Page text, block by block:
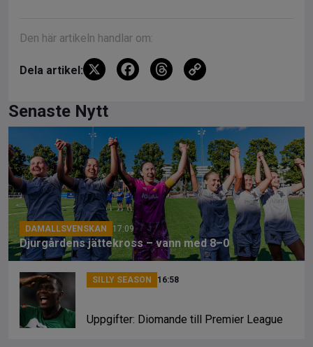
Den här artikeln handlar om:
Dela artikel: X
F
b
o
o
k
T
a
d
s
Li
n
k
Senaste Nytt
DAMALLSVENSKAN 17:09
Djurgårdens jättekross – vann med 8–0
SILLY SEASON 16:58
Uppgifter: Diomande till Premier League